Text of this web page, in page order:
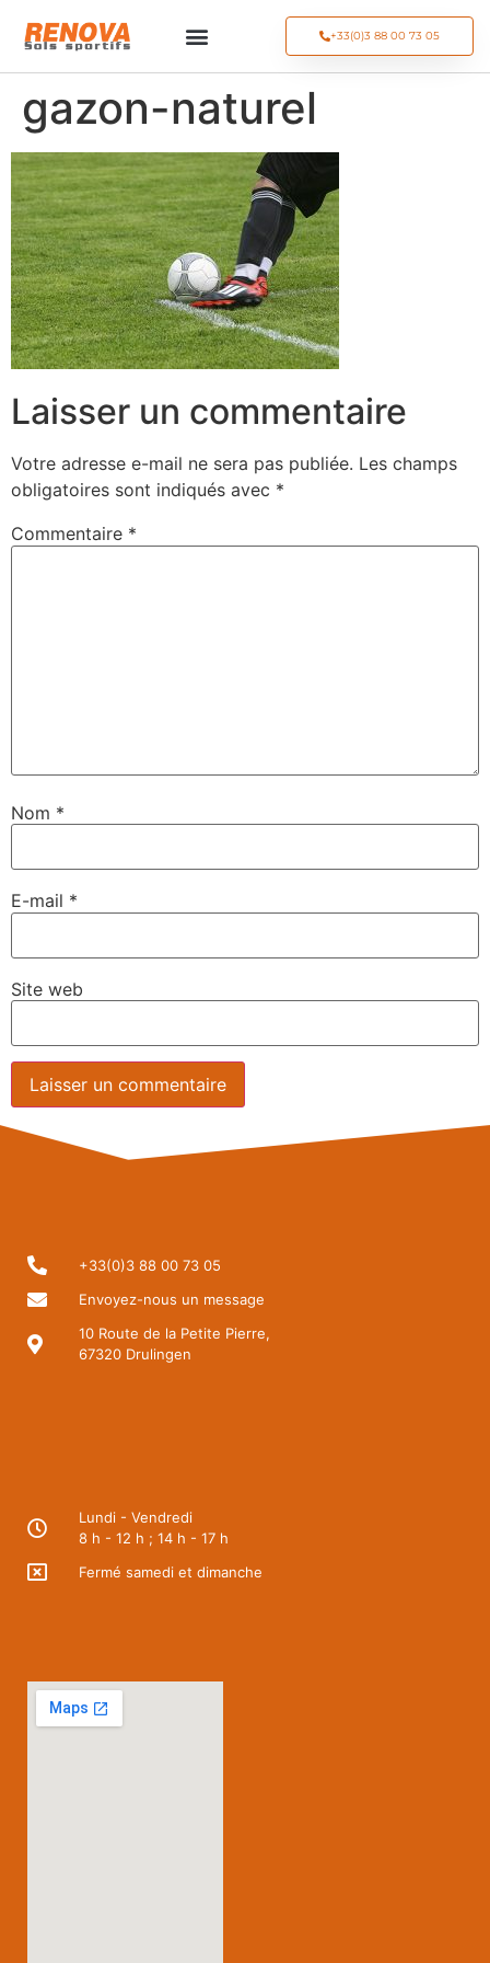
+33(0)3 88 00 73 05
gazon-naturel
Laisser un commentaire
Votre adresse e-mail ne sera pas publiée. Les champs
obligatoires sont indiqués avec *
Commentaire *
Nom *
E-mail *
Site web
+33(0)3 88 00 73 05
Envoyez-nous un message
10 Route de la Petite Pierre,
67320 Drulingen
Lundi - Vendredi
8 h - 12 h ; 14 h - 17 h
Fermé samedi et dimanche